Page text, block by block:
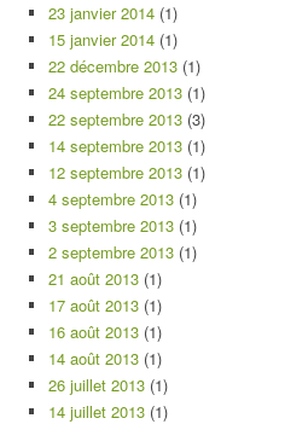
23 janvier 2014 (1)
15 janvier 2014 (1)
22 décembre 2013 (1)
24 septembre 2013 (1)
22 septembre 2013 (3)
14 septembre 2013 (1)
12 septembre 2013 (1)
4 septembre 2013 (1)
3 septembre 2013 (1)
2 septembre 2013 (1)
21 août 2013 (1)
17 août 2013 (1)
16 août 2013 (1)
14 août 2013 (1)
26 juillet 2013 (1)
14 juillet 2013 (1)